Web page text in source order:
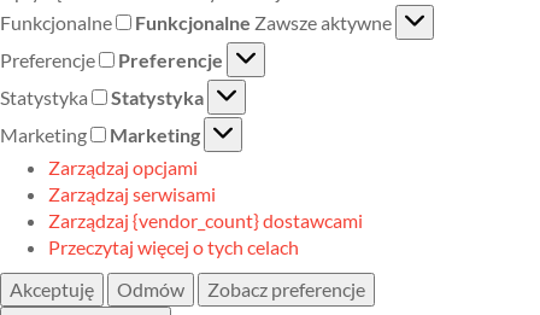
Funkcjonalne
Funkcjonalne Zawsze aktywne
Preferencje
Preferencje
Statystyka
Statystyka
Marketing
Marketing
Zarządzaj opcjami
Zarządzaj serwisami
Zarządzaj {vendor_count} dostawcami
Przeczytaj więcej o tych celach
Akceptuję
Odmów
Zobacz preferencje